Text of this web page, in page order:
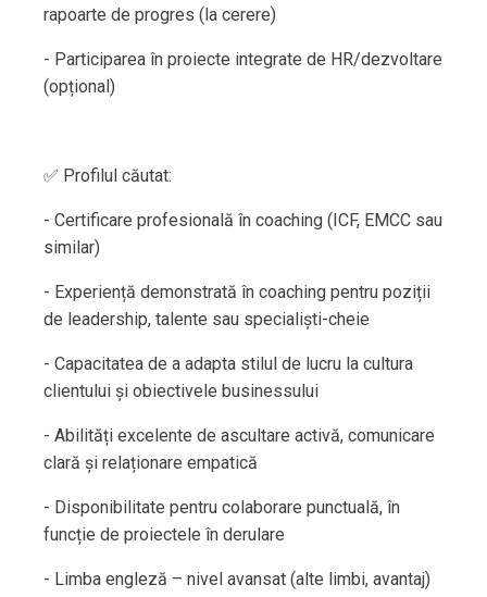
rapoarte de progres (la cerere)
- Participarea în proiecte integrate de HR/dezvoltare
(opțional)
✅ Profilul căutat:
- Certificare profesională în coaching (ICF, EMCC sau
similar)
- Experiență demonstrată în coaching pentru poziții
de leadership, talente sau specialiști-cheie
- Capacitatea de a adapta stilul de lucru la cultura
clientului și obiectivele businessului
- Abilități excelente de ascultare activă, comunicare
clară și relaționare empatică
- Disponibilitate pentru colaborare punctuală, în
funcție de proiectele în derulare
- Limba engleză – nivel avansat (alte limbi, avantaj)